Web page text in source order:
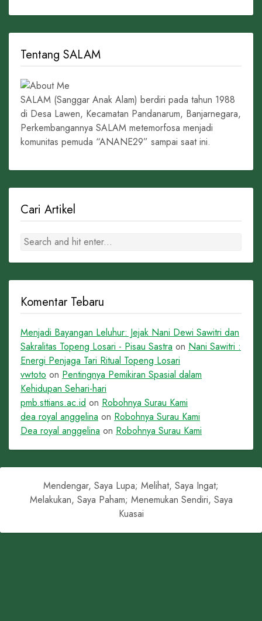
Tentang SALAM
SALAM (Sanggar Anak Alam) berdiri pada tahun 1988
di Desa Lawen, Kecamatan Pandanarum, Banjarnegara,
Perkembangannya SALAM metemorfosa menjadi
komunitas pemuda “ANANE29” sampai saat ini.
Cari Artikel
Komentar Tebaru
Menjadi Bayangan Leluhur: Jejak Nani Dewi Sawitri dan
Sakralitas Topeng Losari - Pisau Sastra on Nani Sawitri :
Energi Penjaga Tari Ritual Topeng Losari
vwtoto on Pentingnya Pemikiran Spasial dalam
Kehidupan Sehari-hari
pmb.sttians.ac.id on Robohnya Surau Kami
dea royal anggelina on Robohnya Surau Kami
Dea royal anggelina on Robohnya Surau Kami
Mendengar, Saya Lupa; Melihat, Saya Ingat;
Melakukan, Saya Paham; Menemukan Sendiri, Saya
Kuasai